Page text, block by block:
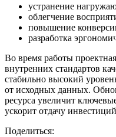
устранение
облегчение
повышение
разработка
Во время работы
внутренних стандартов
стабильно высокий
от исходных данных.
ресурса увеличит
ускорит отдачу
Поделиться: